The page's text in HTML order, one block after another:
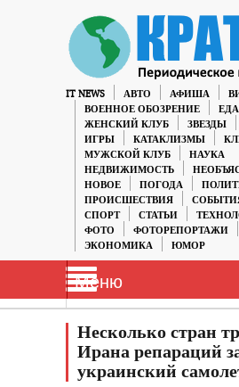
IT NEWS АВТО АФИША
ВОЕННОЕ ОБОЗРЕНИЕ
ЕДА
ЖЕНСКИЙ КЛУБ
ЗВЕЗДЫ
ИГРЫ
КАТАКЛИЗМЫ
МУЖСКОЙ КЛУБ
НАУКА
НЕДВИЖИМОСТЬ
НОВОЕ
ПОГОДА
ПРОИСШЕСТВИЯ
СПОРТ
СТАТЬИ
ФОТО
ФОТОРЕПОРТАЖИ
ЭКОНОМИКА
ЮМОР
Меню
Несколько стран
Ирана репараций
украинский